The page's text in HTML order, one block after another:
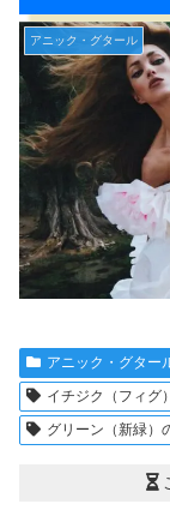
アニック・グタール
アニック・グター
イチジク（フィグ
グリーン（新緑）